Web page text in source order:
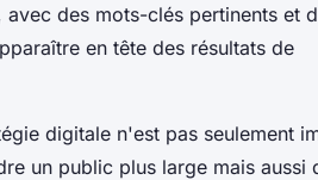
des mots-clés pertinents et
en tête des résultats de
digitale n'est pas seulement
un public plus large mais aussi